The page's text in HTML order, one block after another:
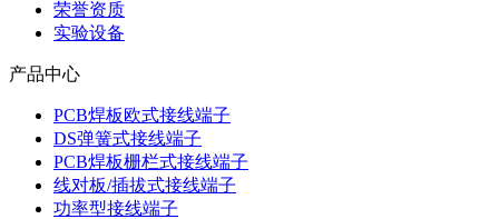
荣誉资质
实验设备
产品中心
PCB焊板欧式接线端子
DS弹簧式接线端子
PCB焊板栅栏式接线端子
线对板/插拔式接线端子
功率型接线端子